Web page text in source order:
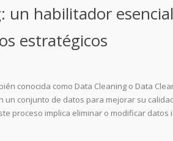
un habilitador
estratégicos
conocida como Data Cleaning o Data
un conjunto de datos para mejorar su
proceso implica eliminar o modificar datos